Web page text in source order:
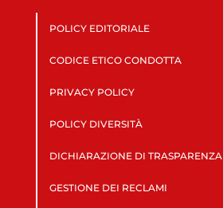
POLICY EDITORIALE
CODICE ETICO CONDOTTA
PRIVACY POLICY
POLICY DIVERSITÀ
DICHIARAZIONE DI TRASPARENZA
GESTIONE DEI RECLAMI